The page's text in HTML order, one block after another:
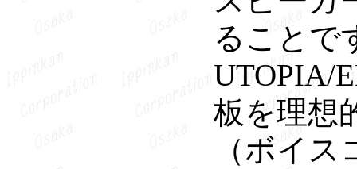
ることで
UTOPIA/
板を理想
（ボイ